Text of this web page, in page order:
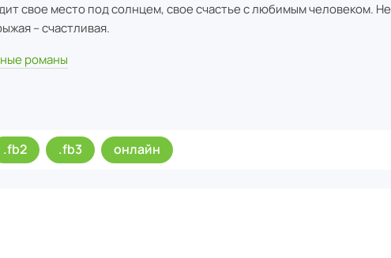
свое место под солнцем, свое счастье с любимым человеком. Не
– счастливая.
романы
.fb2 .fb3 онлайн